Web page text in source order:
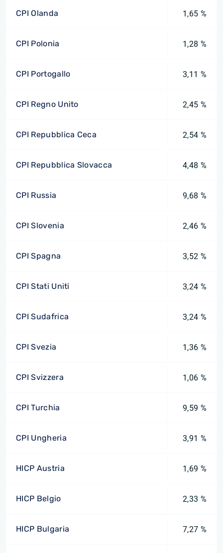
CPI Olanda 1,65 %
CPI Polonia 1,28 %
CPI Portogallo 3,11 %
CPI Regno Unito 2,45 %
CPI Repubblica Ceca 2,54 %
CPI Repubblica Slovacca 4,48 %
CPI Russia 9,68 %
CPI Slovenia 2,46 %
CPI Spagna 3,52 %
CPI Stati Uniti 3,24 %
CPI Sudafrica 3,24 %
CPI Svezia 1,36 %
CPI Svizzera 1,06 %
CPI Turchia 9,59 %
CPI Ungheria 3,91 %
HICP Austria 1,69 %
HICP Belgio 2,33 %
HICP Bulgaria 7,27 %